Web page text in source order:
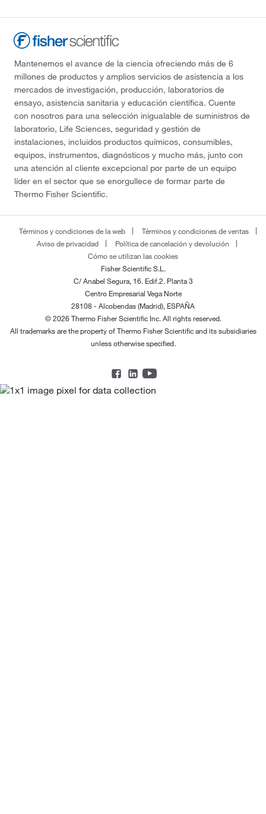
Mantenemos el avance de la ciencia ofreciendo más de 6
millones de productos y amplios servicios de asistencia a los
mercados de investigación, producción, laboratorios de
ensayo, asistencia sanitaria y educación científica. Cuente
con nosotros para una selección inigualable de suministros de
laboratorio, Life Sciences, seguridad y gestión de
instalaciones, incluidos productos químicos, consumibles,
equipos, instrumentos, diagnósticos y mucho más, junto con
una atención al cliente excepcional por parte de un equipo
líder en el sector que se enorgullece de formar parte de
Thermo Fisher Scientific.
Términos y condiciones de la web
Términos y condiciones de ventas
Aviso de privacidad
Política de cancelación y devolución
Cómo se utilizan las cookies
Fisher Scientific S.L.
C/ Anabel Segura, 16. Edif.2. Planta 3
Centro Empresarial Vega Norte
28108 - Alcobendas (Madrid), ESPAÑA
© 2026 Thermo Fisher Scientific Inc. All rights reserved.
All trademarks are the property of Thermo Fisher Scientific and its subsidiaries
unless otherwise specified.